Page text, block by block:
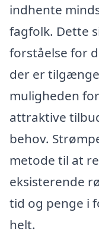
indhente
fagfolk. Dette
forståelse for
der er
muligheden
attraktive
behov.
metode til at
eksisterende
tid og penge i
helt.